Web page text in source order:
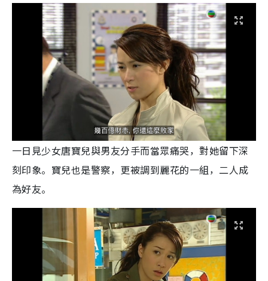
一日見少女唐寶兒與男友分手而當眾痛哭，對她留下深
刻印象。寶兒也是警察，更被調到麗花的一組，二人成
為好友。